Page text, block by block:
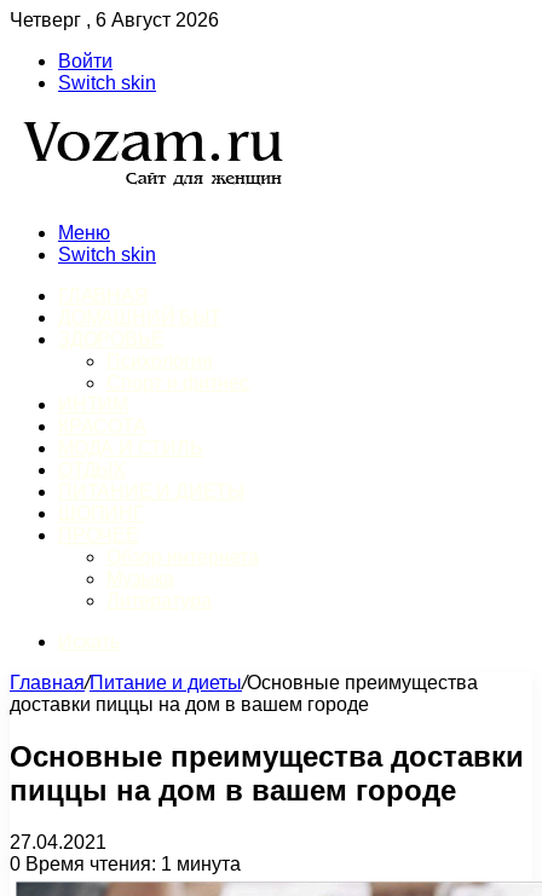
Четверг , 6 Август 2026
Войти
Switch skin
Меню
Switch skin
Главная/Питание и диеты/Основные преимущества
доставки пиццы на дом в вашем городе
Основные преимущества доставки
пиццы на дом в вашем городе
27.04.2021
0 Время чтения: 1 минута